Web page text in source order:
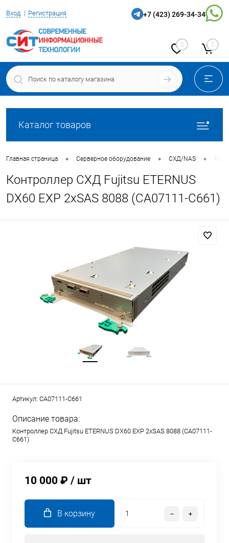
Вход Регистрация +7 (423) 269-34-34
0 0
Каталог товаров
Главная страница • Серверное оборудование • СХД/NAS •
Контроллер СХД Fujitsu ETERNUS
DX60 EXP 2xSAS 8088 (CA07111-C661)
Артикул: CA07111-C661
Описание товара:
Контроллер СХД Fujitsu ETERNUS DX60 EXP 2xSAS 8088 (CA07111-
C661)
10 000 ₽ / шт
В корзину